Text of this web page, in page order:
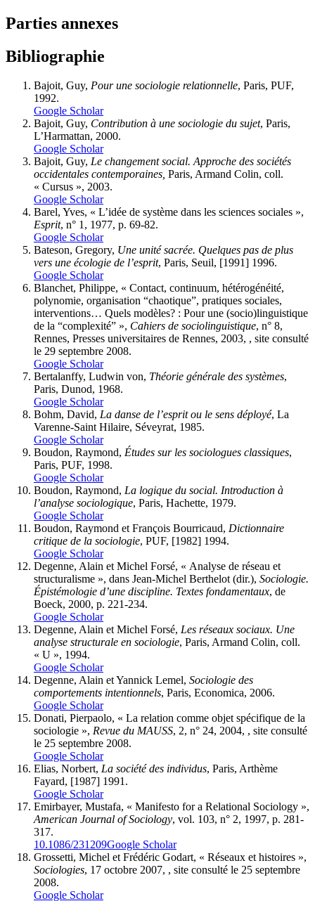
Parties annexes
Bibliographie
Bajoit, Guy, Pour une sociologie relationnelle, Paris, PUF,
1992.
Google Scholar
Bajoit, Guy, Contribution à une sociologie du sujet, Paris,
L’Harmattan, 2000.
Google Scholar
Bajoit, Guy, Le changement social. Approche des sociétés
occidentales contemporaines, Paris, Armand Colin, coll.
« Cursus », 2003.
Google Scholar
Barel, Yves, « L’idée de système dans les sciences sociales »,
Esprit, n° 1, 1977, p. 69-82.
Google Scholar
Bateson, Gregory, Une unité sacrée. Quelques pas de plus
vers une écologie de l’esprit, Paris, Seuil, [1991] 1996.
Google Scholar
Blanchet, Philippe, « Contact, continuum, hétérogénéité,
polynomie, organisation “chaotique”, pratiques sociales,
interventions… Quels modèles? : Pour une (socio)linguistique
de la “complexité” », Cahiers de sociolinguistique, n° 8,
Rennes, Presses universitaires de Rennes, 2003, , site consulté
le 29 septembre 2008.
Google Scholar
Bertalanffy, Ludwin von, Théorie générale des systèmes,
Paris, Dunod, 1968.
Google Scholar
Bohm, David, La danse de l’esprit ou le sens déployé, La
Varenne-Saint Hilaire, Séveyrat, 1985.
Google Scholar
Boudon, Raymond, Études sur les sociologues classiques,
Paris, PUF, 1998.
Google Scholar
Boudon, Raymond, La logique du social. Introduction à
l’analyse sociologique, Paris, Hachette, 1979.
Google Scholar
Boudon, Raymond et François Bourricaud, Dictionnaire
critique de la sociologie, PUF, [1982] 1994.
Google Scholar
Degenne, Alain et Michel Forsé, « Analyse de réseau et
structuralisme », dans Jean-Michel Berthelot (dir.), Sociologie.
Épistémologie d’une discipline. Textes fondamentaux, de
Boeck, 2000, p. 221-234.
Google Scholar
Degenne, Alain et Michel Forsé, Les réseaux sociaux. Une
analyse structurale en sociologie, Paris, Armand Colin, coll.
« U », 1994.
Google Scholar
Degenne, Alain et Yannick Lemel, Sociologie des
comportements intentionnels, Paris, Economica, 2006.
Google Scholar
Donati, Pierpaolo, « La relation comme objet spécifique de la
sociologie », Revue du MAUSS, 2, n° 24, 2004, , site consulté
le 25 septembre 2008.
Google Scholar
Elias, Norbert, La société des individus, Paris, Arthème
Fayard, [1987] 1991.
Google Scholar
Emirbayer, Mustafa, « Manifesto for a Relational Sociology »,
American Journal of Sociology, vol. 103, n° 2, 1997, p. 281-
317.
10.1086/231209Google Scholar
Grossetti, Michel et Frédéric Godart, « Réseaux et histoires »,
Sociologies, 17 octobre 2007, , site consulté le 25 septembre
2008.
Google Scholar